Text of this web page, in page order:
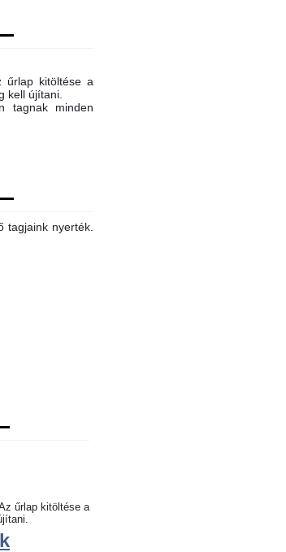
űrlap kitöltése a
kell újítani.
tagnak minden
tagjaink nyerték.
űrlap kitöltése a